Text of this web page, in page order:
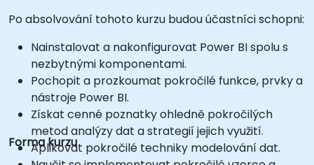
Po absolvování tohoto kurzu budou účastníci schopni:
Nainstalovat a nakonfigurovat Power BI spolu s
nezbytnými komponentami.
Pochopit a prozkoumat pokročilé funkce, prvky a
nástroje Power BI.
Získat cenné poznatky ohledně pokročilých
metod analýzy dat a strategií jejich využití.
Aplikovat pokročilé techniky modelování dat.
Forma kurzu